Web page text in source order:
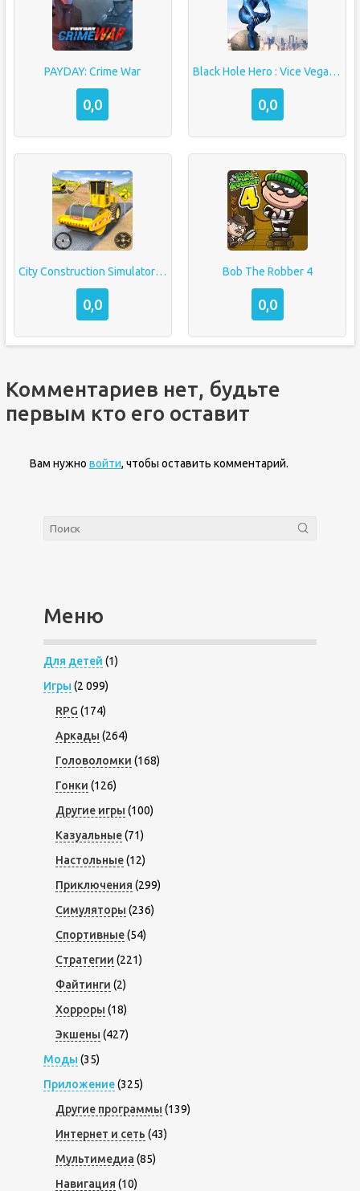
PAYDAY: Crime War
0,0
Black Hole Hero : Vice Vegas Rope Mafia
0,0
City Construction Simulator 3D
0,0
Bob The Robber 4
0,0
Комментариев нет, будьте
первым кто его оставит
Вам нужно войти, чтобы оставить комментарий.
Меню
Для детей (1)
Игры (2 099)
RPG (174)
Аркады (264)
Головоломки (168)
Гонки (126)
Другие игры (100)
Казуальные(71)
Настольные(12)
Приключения (299)
Симуляторы (236)
Спортивные(54)
Стратегии (221)
Файтинги (2)
Хорроры (18)
Экшены (427)
Моды (35)
Приложение(325)
Другие программы (139)
Интернет и сеть (43)
Мультимедиа (85)
Навигация (10)